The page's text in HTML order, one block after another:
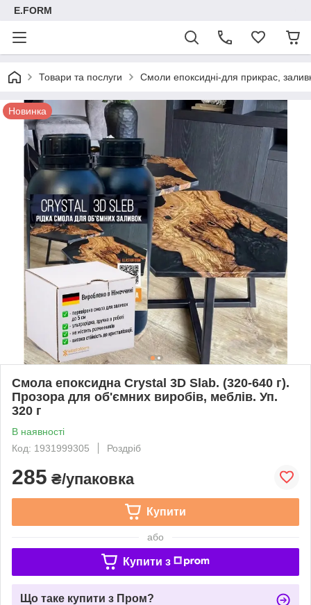
E.FORM
Товари та послуги Смоли епоксидні-для прикрас,
Новинка
Смола епоксидна Crystal 3D Slab. (320-640 г).
Прозора для об'ємних виробів, меблів. Уп.
320 г
В наявності
Код: 1931999305
Роздріб
285 ₴/упаковка
Купити
або
Купити з
Що таке купити з Пром?